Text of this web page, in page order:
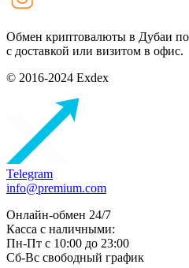
Обмен криптовалюты в Дубаи
с доставкой или визитом в офис.
© 2016-2024 Exdex
Telegram
info@premium.com
Онлайн-обмен 24/7
Касса с наличными:
Пн-Пт с 10:00 до 23:00
Сб-Вс свободный график